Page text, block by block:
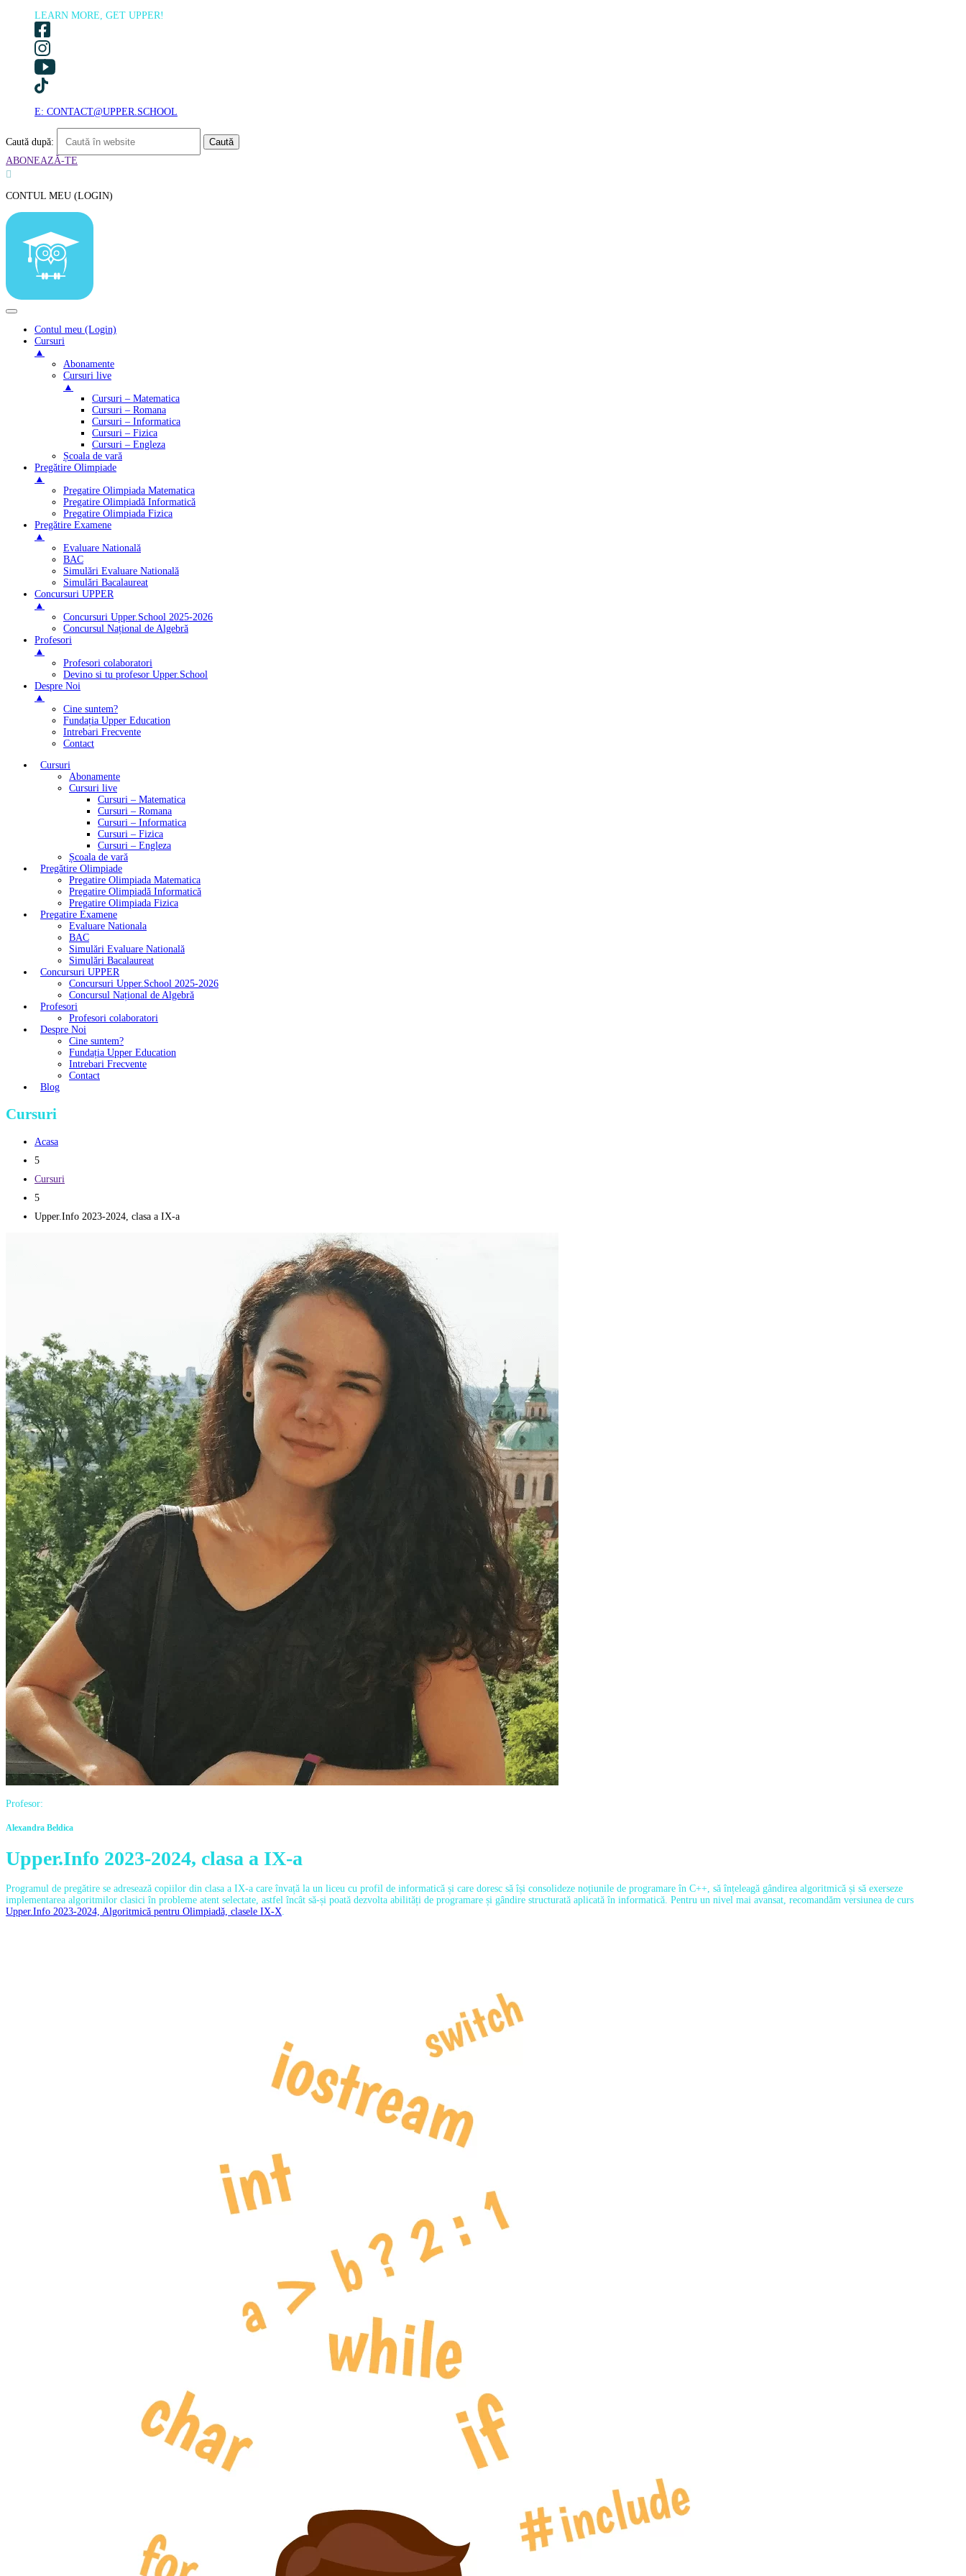
LEARN MORE, GET UPPER!
E: CONTACT@UPPER.SCHOOL
Caută după:
ABONEAZĂ-TE

CONTUL MEU (LOGIN)
Contul meu (Login)
Cursuri
▲
Abonamente
Cursuri live
▲
Cursuri – Matematica
Cursuri – Romana
Cursuri – Informatica
Cursuri – Fizica
Cursuri – Engleza
Școala de vară
Pregătire Olimpiade
▲
Pregatire Olimpiada Matematica
Pregatire Olimpiadă Informatică
Pregatire Olimpiada Fizica
Pregătire Examene
▲
Evaluare Natională
BAC
Simulări Evaluare Natională
Simulări Bacalaureat
Concursuri UPPER
▲
Concursuri Upper.School 2025-2026
Concursul Național de Algebră
Profesori
▲
Profesori colaboratori
Devino si tu profesor Upper.School
Despre Noi
▲
Cine suntem?
Fundația Upper Education
Intrebari Frecvente
Contact
Cursuri
Abonamente
Cursuri live
Cursuri – Matematica
Cursuri – Romana
Cursuri – Informatica
Cursuri – Fizica
Cursuri – Engleza
Școala de vară
Pregătire Olimpiade
Pregatire Olimpiada Matematica
Pregatire Olimpiadă Informatică
Pregatire Olimpiada Fizica
Pregatire Examene
Evaluare Nationala
BAC
Simulări Evaluare Natională
Simulări Bacalaureat
Concursuri UPPER
Concursuri Upper.School 2025-2026
Concursul Național de Algebră
Profesori
Profesori colaboratori
Despre Noi
Cine suntem?
Fundația Upper Education
Intrebari Frecvente
Contact
Blog
Cursuri
Acasa
5
Cursuri
5
Upper.Info 2023-2024, clasa a IX-a
Profesor:
Alexandra Beldica
Upper.Info 2023-2024, clasa a IX-a
Programul de pregătire se adresează copiilor din clasa a IX-a care învață la un liceu cu profil de informatică și care doresc să își consolideze noțiunile de programare în C++, să înțeleagă gândirea algoritmică și să exerseze
implementarea algoritmilor clasici în probleme atent selectate, astfel încât să-și poată dezvolta abilități de programare și gândire structurată aplicată în informatică. Pentru un nivel mai avansat, recomandăm versiunea de curs
Upper.Info 2023-2024, Algoritmică pentru Olimpiadă, clasele IX-X.